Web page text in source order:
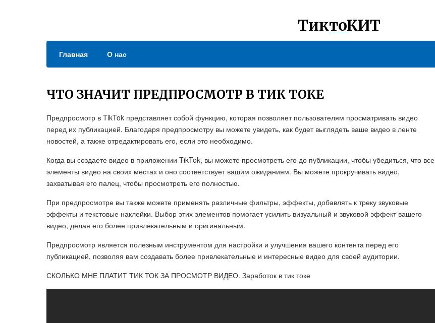
ТиктоКИТ
Главная О нас
ЧТО ЗНАЧИТ ПРЕДПРОСМОТР В ТИК ТОКЕ
Предпросмотр в TikTok представляет собой функцию, которая позволяет пользователям просматривать видео
перед их публикацией. Благодаря предпросмотру вы можете увидеть, как будет выглядеть ваше видео в ленте
новостей, а также отредактировать его, если это необходимо.
Когда вы создаете видео в приложении TikTok, вы можете просмотреть его до публикации, чтобы убедиться, что все
элементы видео на своих местах и оно соответствует вашим ожиданиям. Вы можете прокручивать видео,
захватывая его палец, чтобы просмотреть его полностью.
При предпросмотре вы также можете применять различные фильтры, эффекты, добавлять к треку звуковые
эффекты и текстовые наклейки. Выбор этих элементов помогает усилить визуальный и звуковой эффект вашего
видео, делая его более привлекательным и оригинальным.
Предпросмотр является полезным инструментом для настройки и улучшения вашего контента перед его
публикацией, позволяя вам создавать более привлекательные и интересные видео для своей аудитории.
СКОЛЬКО МНЕ ПЛАТИТ ТИК ТОК ЗА ПРОСМОТР ВИДЕО. Заработок в тик токе